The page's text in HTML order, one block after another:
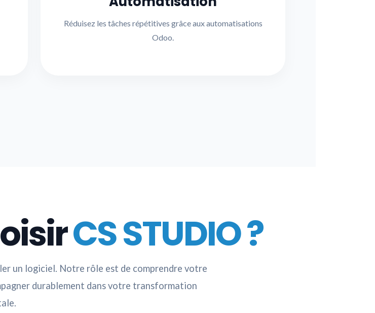
Réduisez les tâches répétitives grâce aux automatisations
Odoo.
CS STUDIO ?
un logiciel. Notre rôle est de comprendre votre
durablement dans votre transformation